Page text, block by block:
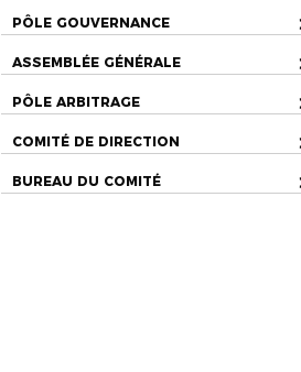
PÔLE GOUVERNANCE
ASSEMBLÉE GÉNÉRALE
PÔLE ARBITRAGE
COMITÉ DE DIRECTION
BUREAU DU COMITÉ